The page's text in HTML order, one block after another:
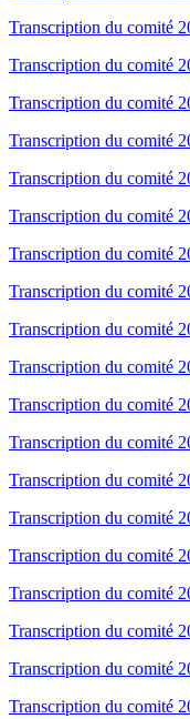
Transcription du comité
Transcription du comité
Transcription du comité
Transcription du comité
Transcription du comité
Transcription du comité
Transcription du comité
Transcription du comité
Transcription du comité
Transcription du comité
Transcription du comité
Transcription du comité
Transcription du comité
Transcription du comité
Transcription du comité
Transcription du comité
Transcription du comité
Transcription du comité
Transcription du comité